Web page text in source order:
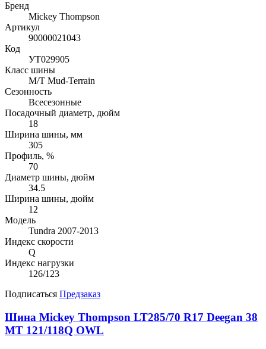
Бренд
Mickey Thompson
Артикул
90000021043
Код
УТ029905
Класс шины
M/T Mud-Terrain
Сезонность
Всесезонные
Посадочный диаметр, дюйм
18
Ширина шины, мм
305
Профиль, %
70
Диаметр шины, дюйм
34.5
Ширина шины, дюйм
12
Модель
Tundra 2007-2013
Индекс скорости
Q
Индекс нагрузки
126/123
Подписаться Предзаказ
Шина Mickey Thompson LT285/70 R17 Deegan 38
MT 121/118Q OWL